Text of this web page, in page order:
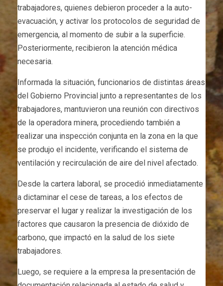
trabajadores, quienes debieron proceder a la auto-
evacuación, y activar los protocolos de seguridad de
emergencia, al momento de subir a la superficie.
Posteriormente, recibieron la atención médica
necesaria.
Informada la situación, funcionarios de distintas áreas
del Gobierno Provincial junto a representantes de los
trabajadores, mantuvieron una reunión con directivos
de la operadora minera, procediendo también a
realizar una inspección conjunta en la zona en la que
se produjo el incidente, verificando el sistema de
ventilación y recirculación de aire del nivel afectado.
Desde la cartera laboral, se procedió inmediatamente
a dictaminar el cese de tareas, a los efectos de
preservar el lugar y realizar la investigación de los
factores que causaron la presencia de dióxido de
carbono, que impactó en la salud de los siete
trabajadores.
Luego, se requiere a la empresa la presentación de